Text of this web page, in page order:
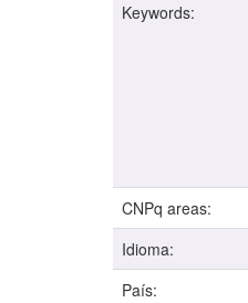
Keywords:
CNPq areas:
Idioma:
País: